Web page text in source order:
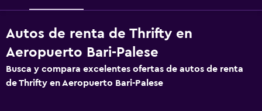
Autos de renta de Thrifty en
Aeropuerto Bari-Palese
Busca y compara excelentes ofertas de autos de renta
de Thrifty en Aeropuerto Bari-Palese